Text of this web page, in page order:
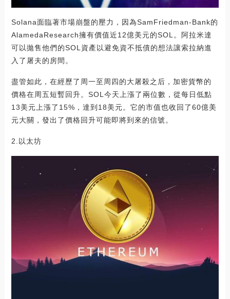
Solana面臨著市場崩盤的壓力，因為SamFriedman-Bank的
AlamedaResearch擁有價值近12億美元的SOL。阿拉米達
可以拋售他們的SOL資產以避免資不抵債的想法讓索拉納進
入了屠夫的房間。
盡管如此，在經歷了周一至周四的大屠殺之后，加密貨幣的
價格在周五短暫回升。SOL今天上漲了兩位數，從每日低點
13美元上漲了15%，達到18美元。它的市值也收回了60億美
元大關，發出了價格回升可能即將到來的信號。
2.以太坊